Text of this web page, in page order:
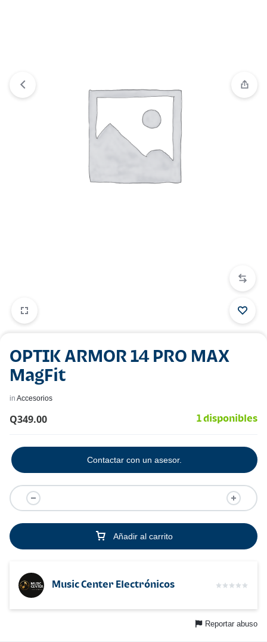
OPTIK ARMOR 14 PRO MAX
MagFit
in Accesorios
Q349.00 1 disponibles
Añadir al carrito
Contactar con un asesor.
Music Center Electrónicos
Reportar abuso